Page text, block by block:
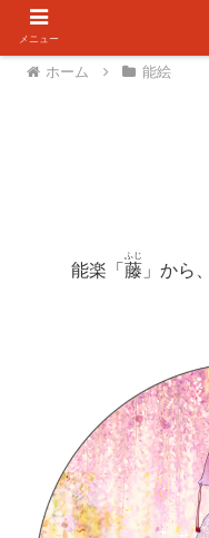
ホーム 能絵
能楽「 藤
ふじ
」から
メニュー